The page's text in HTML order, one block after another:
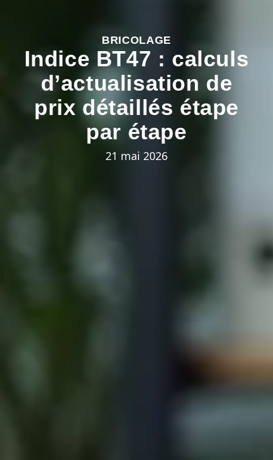
BRICOLAGE
Indice BT47 : calculs
d’actualisation de
prix détaillés étape
par étape
21 mai 2026